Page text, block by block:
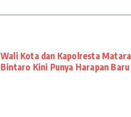
Wali Kota dan Kapolresta
Bintaro Kini Punya Harapan